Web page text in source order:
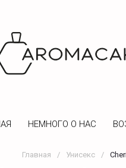
НЕМНОГО О НАС
Главная / Унисекс /